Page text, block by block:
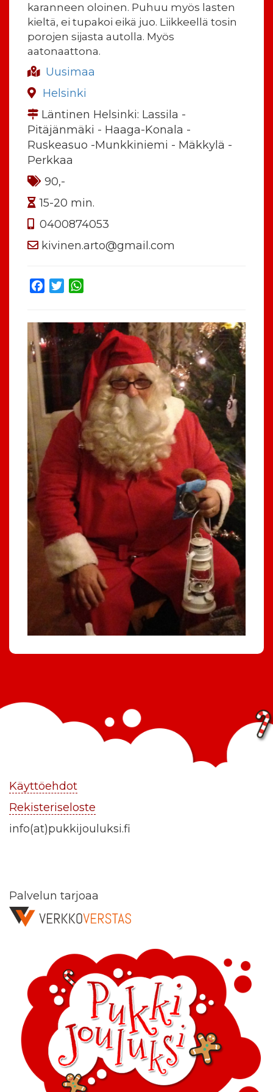
karanneen oloinen. Puhuu myös lasten
kieltä, ei tupakoi eikä juo. Liikkeellä tosin
porojen sijasta autolla. Myös
aatonaattona.
Uusimaa
Helsinki
Läntinen Helsinki: Lassila -
Pitäjänmäki - Haaga-Konala -
Ruskeasuo -Munkkiniemi - Mäkkylä -
Perkkaa
90,-
15-20 min.
0400874053
kivinen.arto@gmail.com
Facebook
Twitter
Käyttöehdot
Rekisteriseloste
info(at)pukkijouluksi.fi
Palvelun tarjoaa